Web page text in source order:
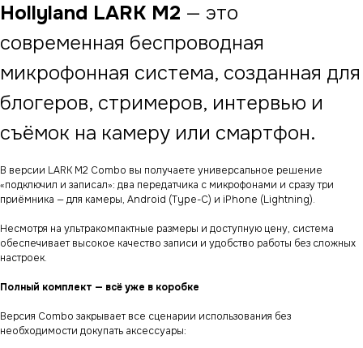
Hollyland LARK M2 — это
современная беспроводная
микрофонная система, созданная для
блогеров, стримеров, интервью и
съёмок на камеру или смартфон.
В версии LARK M2 Combo вы получаете универсальное решение
«подключил и записал»: два передатчика с микрофонами и сразу три
приёмника — для камеры, Android (Type-C) и iPhone (Lightning).
Несмотря на ультракомпактные размеры и доступную цену, система
обеспечивает высокое качество записи и удобство работы без сложных
настроек.
Полный комплект — всё уже в коробке
Версия Combo закрывает все сценарии использования без
необходимости докупать аксессуары: